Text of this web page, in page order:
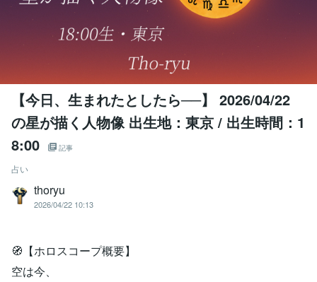
【今日、生まれたとしたら──】 2026/04/22
の星が描く人物像 出生地：東京 / 出生時間：1
8:00
記事
占い
thoryu
2026/04/22 10:13
🧭【ホロスコープ概要】
空は今、